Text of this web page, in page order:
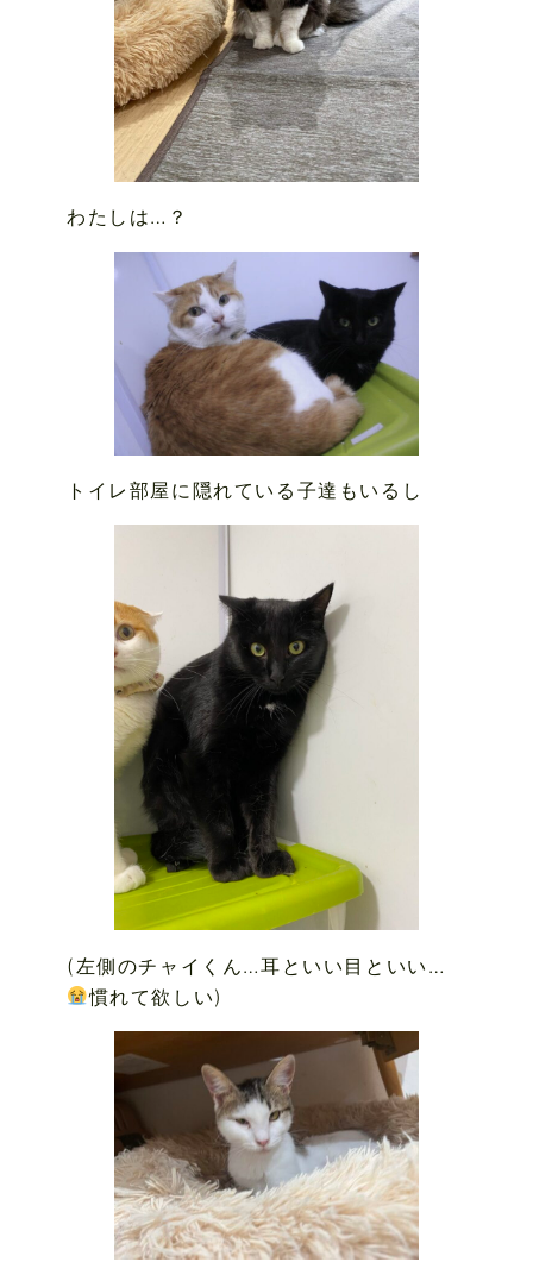
わたしは…？
トイレ部屋に隠れている子達もいるし
(左側のチャイくん…耳といい目といい…
慣れて欲しい)